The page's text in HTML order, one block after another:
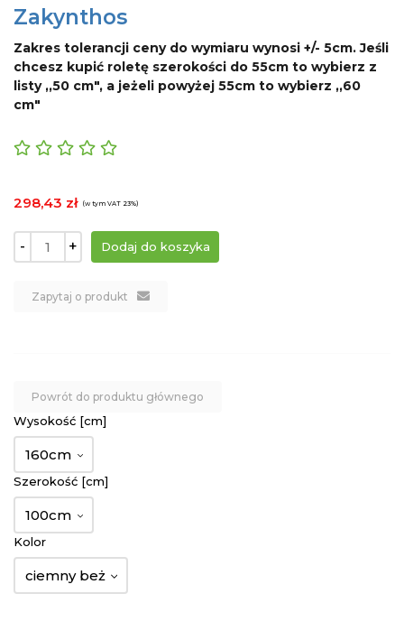
Zakynthos
Zakres tolerancji ceny do wymiaru wynosi +/- 5cm. Jeśli
chcesz kupić roletę szerokości do 55cm to wybierz z
listy ,,50 cm", a jeżeli powyżej 55cm to wybierz ,,60
cm"
298,43 zł (w tym VAT 23%)
- +
Zapytaj o produkt
Powrót do produktu głównego
Wysokość [cm]
160cm
Szerokość [cm]
100cm
Kolor
ciemny beż